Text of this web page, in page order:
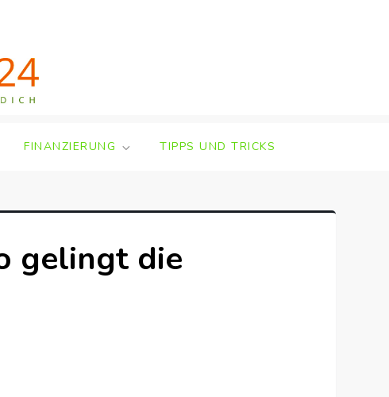
FINANZIERUNG TIPPS UND TRICKS
gelingt die